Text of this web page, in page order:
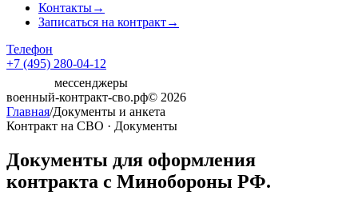
Контакты→
Записаться на контракт→
Телефон
+7 (495) 280-04-12
мессенджеры
военный-контракт-сво.рф© 2026
Главная/Документы и анкета
Контракт на СВО · Документы
Документы для оформления
контракта с Минобороны РФ.